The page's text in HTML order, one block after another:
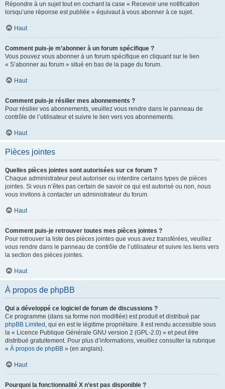
Répondre à un sujet tout en cochant la case « Recevoir une notification
lorsqu’une réponse est publiée » équivaut à vous abonner à ce sujet.
Haut
Comment puis-je m’abonner à un forum spécifique ?
Vous pouvez vous abonner à un forum spécifique en cliquant sur le lien
« S’abonner au forum » situé en bas de la page du forum.
Haut
Comment puis-je résilier mes abonnements ?
Pour résilier vos abonnements, veuillez vous rendre dans le panneau de
contrôle de l’utilisateur et suivre le lien vers vos abonnements.
Haut
Pièces jointes
Quelles pièces jointes sont autorisées sur ce forum ?
Chaque administrateur peut autoriser ou interdire certains types de pièces
jointes. Si vous n’êtes pas certain de savoir ce qui est autorisé ou non, nous
vous invitons à contacter un administrateur du forum.
Haut
Comment puis-je retrouver toutes mes pièces jointes ?
Pour retrouver la liste des pièces jointes que vous avez transférées, veuillez
vous rendre dans le panneau de contrôle de l’utilisateur et suivre les liens vers
la section des pièces jointes.
Haut
À propos de phpBB
Qui a développé ce logiciel de forum de discussions ?
Ce programme (dans sa forme non modifiée) est produit et distribué par
phpBB Limited , qui en est le légitime propriétaire. Il est rendu accessible sous
la « Licence Publique Générale GNU version 2 (GPL-2.0) » et peut être
distribué gratuitement. Pour plus d’informations, veuillez consulter la rubrique
« À propos de phpBB » (en anglais).
Haut
Pourquoi la fonctionnalité X n’est pas disponible ?